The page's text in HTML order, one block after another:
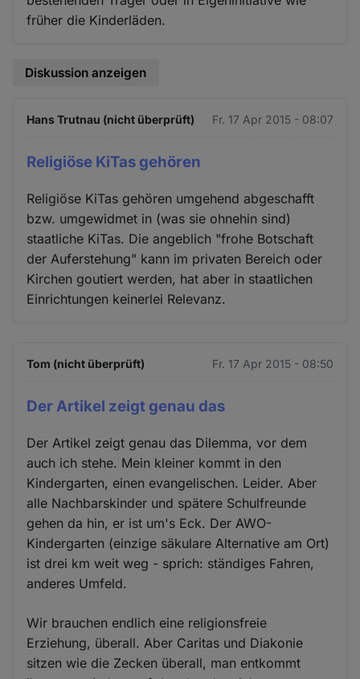
früher die Kinderläden.
Diskussion anzeigen
Hans Trutnau (nicht überprüft) Fr. 17 Apr 2015 - 08:07
Religiöse KiTas gehören
Religiöse KiTas gehören umgehend abgeschafft
bzw. umgewidmet in (was sie ohnehin sind)
staatliche KiTas. Die angeblich "frohe Botschaft
der Auferstehung" kann im privaten Bereich oder
Kirchen goutiert werden, hat aber in staatlichen
Einrichtungen keinerlei Relevanz.
Tom (nicht überprüft) Fr. 17 Apr 2015 - 08:50
Der Artikel zeigt genau das
Der Artikel zeigt genau das Dilemma, vor dem
auch ich stehe. Mein kleiner kommt in den
Kindergarten, einen evangelischen. Leider. Aber
alle Nachbarskinder und spätere Schulfreunde
gehen da hin, er ist um's Eck. Der AWO-
Kindergarten (einzige säkulare Alternative am Ort)
ist drei km weit weg - sprich: ständiges Fahren,
anderes Umfeld.
Wir brauchen endlich eine religionsfreie
Erziehung, überall. Aber Caritas und Diakonie
sitzen wie die Zecken überall, man entkommt